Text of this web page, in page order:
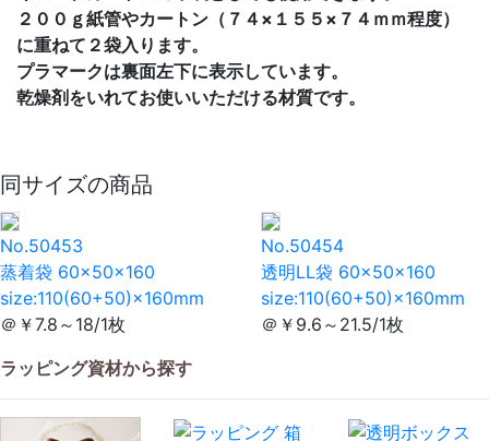
２００ｇ紙管やカートン（７４×１５５×７４ｍｍ程度）
に重ねて２袋入ります。
プラマークは裏面左下に表示しています。
乾燥剤をいれてお使いいただける材質です。
同サイズの商品
No.50453
蒸着袋 60×50×160
size:110(60+50)×160mm
＠￥7.8～18/1枚
No.50454
透明LL袋 60×50×160
size:110(60+50)×160mm
＠￥9.6～21.5/1枚
ラッピング資材から探す